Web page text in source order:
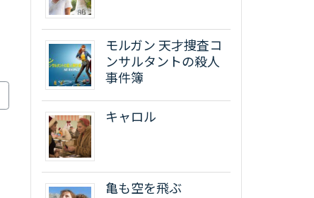
モルガン 天才捜査コ
ンサルタントの殺人
事件簿
キャロル
亀も空を飛ぶ